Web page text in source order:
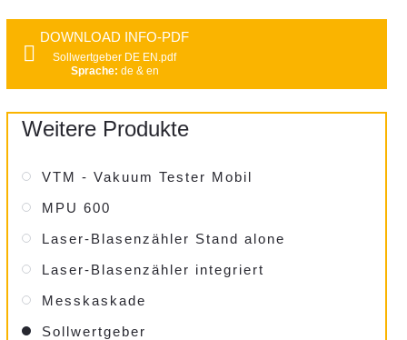
Weitere Produkte
VTM - Vakuum Tester Mobil
MPU 600
Laser-Blasenzähler Stand alone
Laser-Blasenzähler integriert
Messkaskade
Sollwertgeber
DOWNLOAD INFO-PDF
Sollwertgeber DE EN.pdf
Sprache: de & en